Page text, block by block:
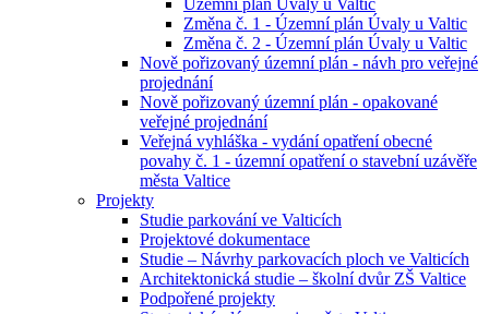
Územní plán Úvaly u Valtic
Změna č. 1 - Územní plán Úvaly u Valtic
Změna č. 2 - Územní plán Úvaly u Valtic
Nově pořizovaný územní plán - návh pro veřejné
projednání
Nově pořizovaný územní plán - opakované
veřejné projednání
Veřejná vyhláška - vydání opatření obecné
povahy č. 1 - územní opatření o stavební uzávěře
města Valtice
Projekty
Studie parkování ve Valticích
Projektové dokumentace
Studie – Návrhy parkovacích ploch ve Valticích
Architektonická studie – školní dvůr ZŠ Valtice
Podpořené projekty